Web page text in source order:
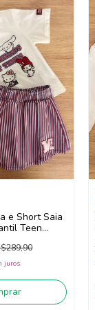
e Short Saia
Teen
juros